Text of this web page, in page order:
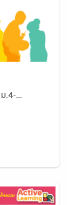
.4-...